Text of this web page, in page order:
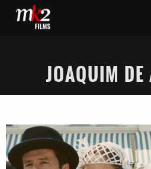
JOAQUIM